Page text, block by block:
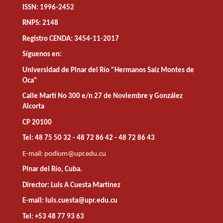
ISSN: 1996-2452
RNPS: 2148
Registro CENDA: 3454-11-2017
Síguenos en:
Universidad de Pinar del Río "Hermanos Saíz Montes de
Oca"
Calle Martí No 300 e/n 27 de Noviembre y González
Alcorta
CP 20100
Tel: 48 75 50 32 - 48 72 86 42 - 48 72 86 43
E-mail: podium@upr.edu.cu
Pinar del Río, Cuba.
Director: Luis A Cuesta Martínez
E-mail: luis.cuesta@upr.edu.cu
Tel: +53 48 77 93 63